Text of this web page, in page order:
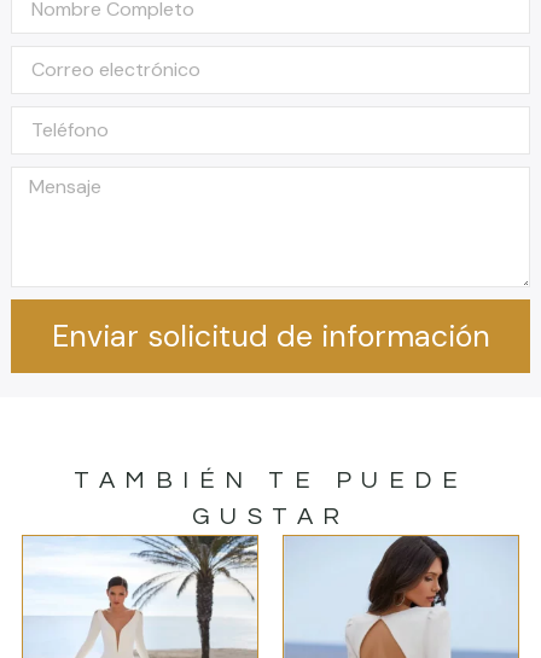
Enviar solicitud de información
TAMBIÉN TE PUEDE
GUSTAR